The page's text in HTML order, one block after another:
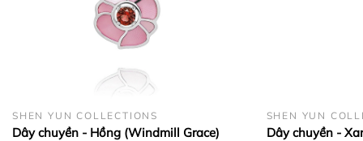
SHEN YUN COLLECTIONS
Dây chuyền - Hồng (Windmill Grace)
SHEN YUN
Dây chuyền -